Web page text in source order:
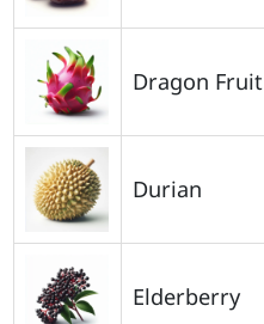
Dragon Fruit
Durian
Elderberry